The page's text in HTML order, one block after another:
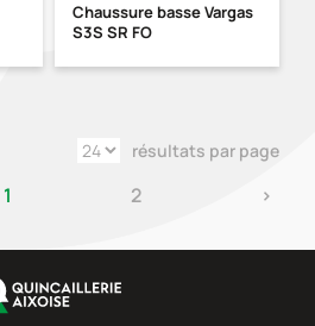
Chaussure basse Vargas
S3S SR FO
résultats par page
1 2 ›